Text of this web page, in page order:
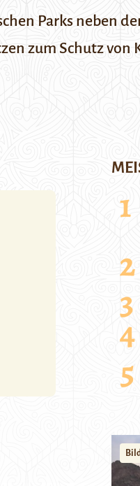
Parks neben
zum Schutz